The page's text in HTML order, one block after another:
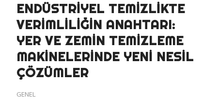
ENDÜSTRIYEL TEMIZLIKTE
VERIMLILIĞIN ANAHTARI:
YER VE ZEMIN TEMIZLEME
MAKINELERINDE YENI NESIL
ÇÖZÜMLER
GENEL